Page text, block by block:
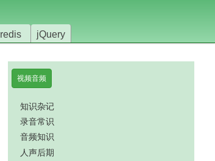
redis jQuery
视频音频
知识杂记
录音常识
音频知识
人声后期